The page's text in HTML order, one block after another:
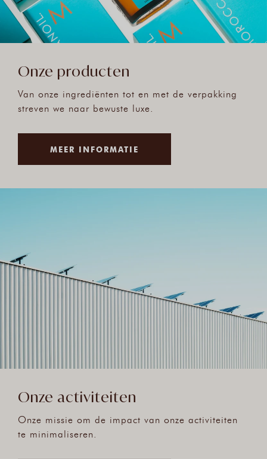
Onze producten
Van onze ingrediënten tot en met de verpakking
streven we naar bewuste luxe.
MEER INFORMATIE
Onze activiteiten
Onze missie om de impact van onze activiteiten
te minimaliseren.